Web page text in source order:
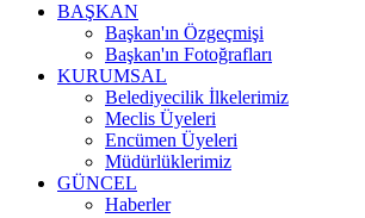
BAŞKAN
Başkan'ın Özgeçmişi
Başkan'ın Fotoğrafları
KURUMSAL
Belediyecilik İlkelerimiz
Meclis Üyeleri
Encümen Üyeleri
Müdürlüklerimiz
GÜNCEL
Haberler